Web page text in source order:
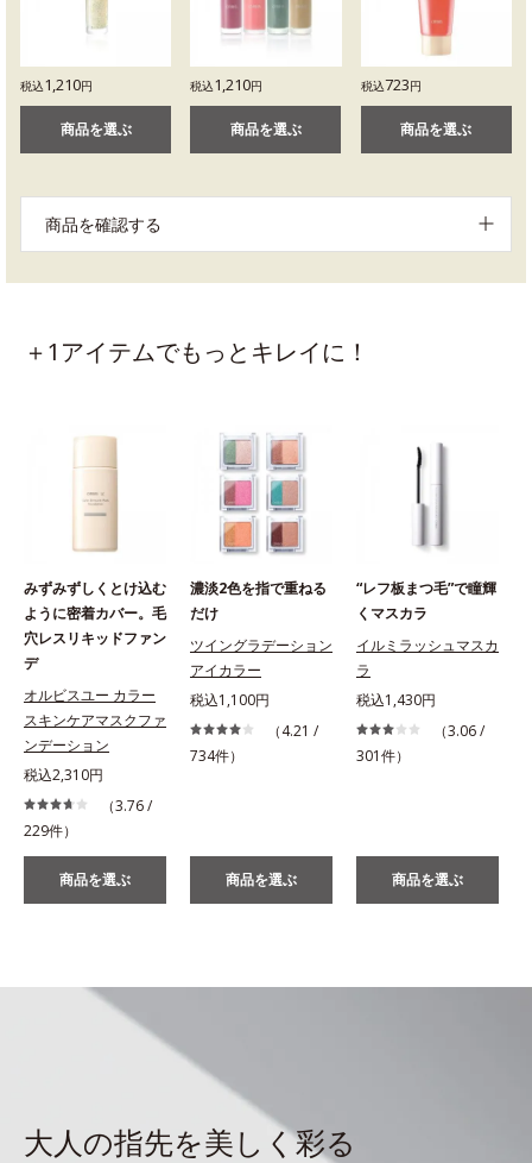
税込1,210円
商品を選ぶ
税込1,210円
商品を選ぶ
税込723円
商品を選ぶ
商品を確認する
＋1アイテムでもっとキレイに！
みずみずしくとけ込む
ように密着カバー。毛
穴レスリキッドファン
デ
オルビスユー カラー
スキンケアマスクファ
ンデーション
税込2,310円
（3.76 /
229件）
商品を選ぶ
濃淡2色を指で重ねる
だけ
ツイングラデーション
アイカラー
税込1,100円
（4.21 /
734件）
商品を選ぶ
“レフ板まつ毛”で瞳輝
くマスカラ
イルミラッシュマスカ
ラ
税込1,430円
（3.06 /
301件）
商品を選ぶ
大人の指先を美しく彩る